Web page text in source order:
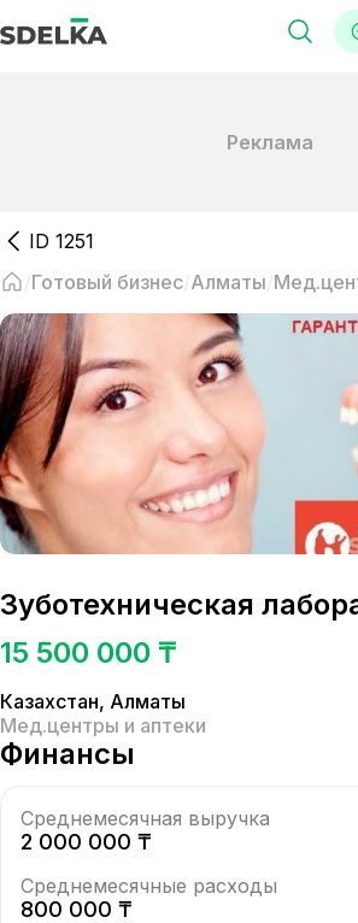
Реклама
ID 1251
Готовый бизнес Алматы
Зуботехническая
15 500 000 ₸
Казахстан, Алматы
Мед.центры и аптеки
Финансы
Среднемесячная выручка
2 000 000 ₸
Среднемесячные расходы
800 000 ₸